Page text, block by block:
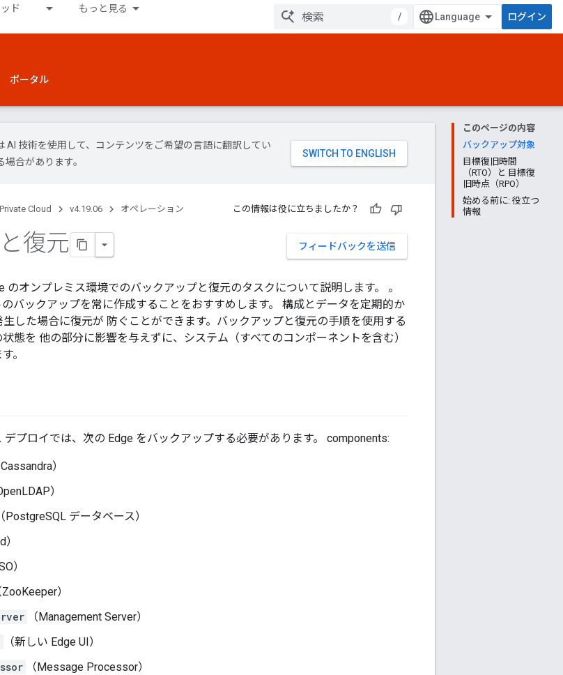
ド もっと見る
/ ログイン
ポータル
このページの内容
バックアップ対象
目標復旧時間
（RTO）と 目標復
旧時点（RPO）
始める前に: 役立つ
情報
AI 技術を使用して、コンテンツをご希望の言語に翻訳してい
合があります。
Cloud v4.19.06 オペレーション この情報は役に立ちましたか？
フィードバックを送信
復元
のオンプレミス環境でのバックアップと復元のタスクについて説明します。 。
バックアップを常に作成することをおすすめします。 構成とデータを定期的か
した場合に復元が 防ぐことができます。バックアップと復元の手順を使用する
態を 他の部分に影響を与えずに、システム（すべてのコンポーネントを含む）
。
プロイでは、次の Edge をバックアップする必要があります。 components:
Cassandra）
）
（PostgreSQL データベース）
）
）
ZooKeeper）
（Management Server）
（新しい Edge UI）
（Message Processor）